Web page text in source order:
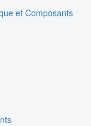
et Composants